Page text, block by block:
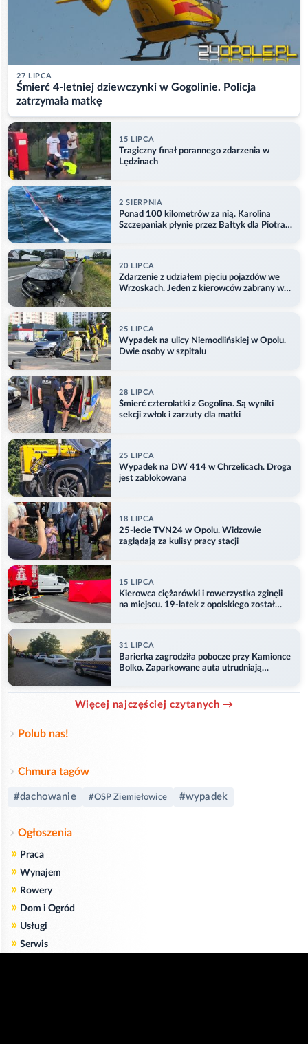
27 LIPCA
Śmierć 4-letniej dziewczynki w Gogolinie. Policja
zatrzymała matkę
15 LIPCA
Tragiczny finał porannego zdarzenia w
Lędzinach
2 SIERPNIA
Ponad 100 kilometrów za nią. Karolina
Szczepaniak płynie przez Bałtyk dla Piotra.
20 LIPCA
Zdarzenie z udziałem pięciu pojazdów we
Wrzoskach. Jeden z kierowców zabrany w
25 LIPCA
Wypadek na ulicy Niemodlińskiej w Opolu.
Dwie osoby w szpitalu
28 LIPCA
Śmierć czterolatki z Gogolina. Są wyniki
sekcji zwłok i zarzuty dla matki
25 LIPCA
Wypadek na DW 414 w Chrzelicach. Droga
jest zablokowana
18 LIPCA
25-lecie TVN24 w Opolu. Widzowie
zaglądają za kulisy pracy stacji
15 LIPCA
Kierowca ciężarówki i rowerzystka zginęli
na miejscu. 19-latek z opolskiego został
31 LIPCA
Barierka zagrodziła pobocze przy Kamionce
Bolko. Zaparkowane auta utrudniają
Więcej najczęściej czytanych →
Polub nas!
Chmura tagów
#dachowanie #OSP Ziemiełowice #wypadek
Ogłoszenia
» Praca
» Wynajem
» Rowery
» Dom i Ogród
» Usługi
» Serwis